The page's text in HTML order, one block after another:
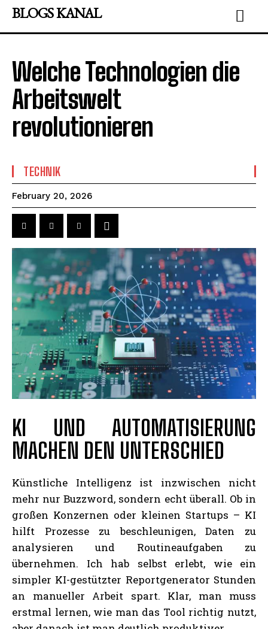
BLOGS KANAL
Welche Technologien die
Arbeitswelt
revolutionieren
TECHNIK
February 20, 2026
KI UND AUTOMATISIERUNG
MACHEN DEN UNTERSCHIED
Künstliche Intelligenz ist inzwischen nicht
mehr nur Buzzword, sondern echt überall. Ob in
großen Konzernen oder kleinen Startups – KI
hilft Prozesse zu beschleunigen, Daten zu
analysieren und Routineaufgaben zu
übernehmen. Ich hab selbst erlebt, wie ein
simpler KI-gestützter Reportgenerator Stunden
an manueller Arbeit spart. Klar, man muss
erstmal lernen, wie man das Tool richtig nutzt,